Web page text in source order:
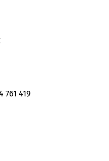
761 419